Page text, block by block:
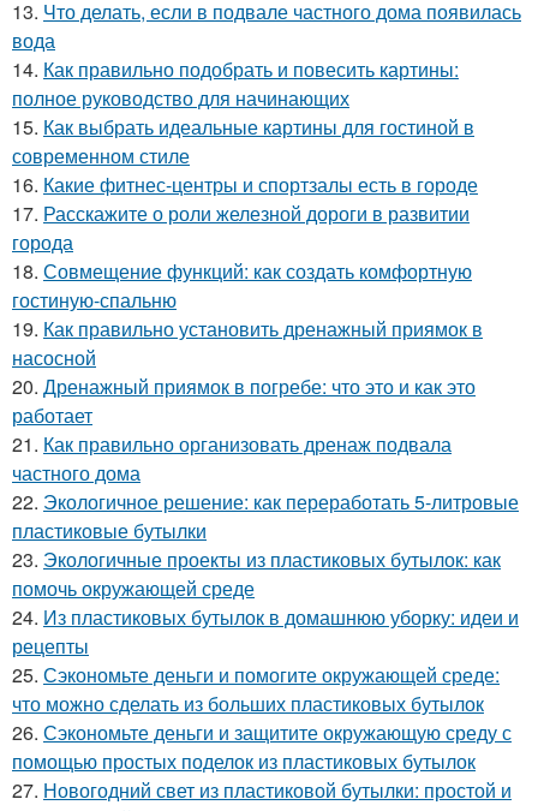
13. Что делать, если в подвале частного дома появилась
вода
14. Как правильно подобрать и повесить картины:
полное руководство для начинающих
15. Как выбрать идеальные картины для гостиной в
современном стиле
16. Какие фитнес-центры и спортзалы есть в городе
17. Расскажите о роли железной дороги в развитии
города
18. Совмещение функций: как создать комфортную
гостиную-спальню
19. Как правильно установить дренажный приямок в
насосной
20. Дренажный приямок в погребе: что это и как это
работает
21. Как правильно организовать дренаж подвала
частного дома
22. Экологичное решение: как переработать 5-литровые
пластиковые бутылки
23. Экологичные проекты из пластиковых бутылок: как
помочь окружающей среде
24. Из пластиковых бутылок в домашнюю уборку: идеи и
рецепты
25. Сэкономьте деньги и помогите окружающей среде:
что можно сделать из больших пластиковых бутылок
26. Сэкономьте деньги и защитите окружающую среду с
помощью простых поделок из пластиковых бутылок
27. Новогодний свет из пластиковой бутылки: простой и